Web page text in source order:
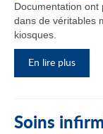
Documentation
dans de véritables
kiosques.
En lire plus
Soins